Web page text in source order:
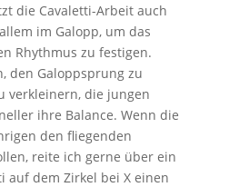
die Cavaletti-Arbeit auch
im Galopp, um das
Rhythmus zu festigen.
den Galoppsprung zu
verkleinern, die jungen
ihre Balance. Wenn die
den fliegenden
reite ich gerne über ein
auf dem Zirkel bei X einen